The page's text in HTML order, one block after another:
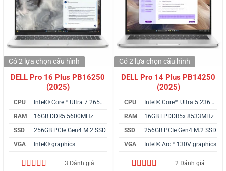
DELL Pro 16 Plus PB16250
(2025)
CPU
Intel® Core™ Ultra 7 265U vPro
RAM
16GB DDR5 5600MHz
SSD
256GB PCIe Gen4 M.2 SSD
VGA
Intel® graphics
3 Đánh giá
Có 2 lựa chọn cấu hình
DELL Pro 14 Plus PB14250
(2025)
CPU
Intel® Core™ Ultra 5 236V vPro
RAM
16GB LPDDR5x 8533MHz
SSD
256GB PCIe Gen4 M.2 SSD
VGA
Intel® Arc™ 130V graphics
2 Đánh giá
Có 2 lựa chọn cấu hình